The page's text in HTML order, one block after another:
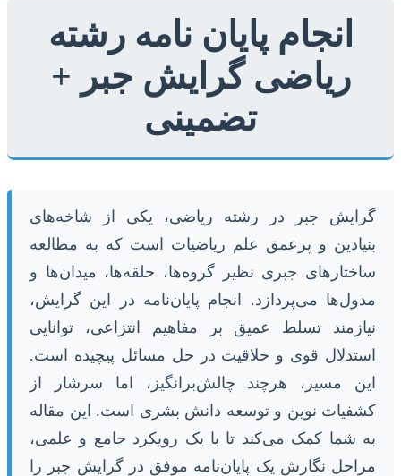
انجام پایان نامه رشته
ریاضی گرایش جبر +
تضمینی
گرایش جبر در رشته ریاضی، یکی از شاخه‌های
بنیادین و پرعمق علم ریاضیات است که به مطالعه
ساختارهای جبری نظیر گروه‌ها، حلقه‌ها، میدان‌ها و
مدول‌ها می‌پردازد. انجام پایان‌نامه در این گرایش،
نیازمند تسلط عمیق بر مفاهیم انتزاعی، توانایی
استدلال قوی و خلاقیت در حل مسائل پیچیده است.
این مسیر، هرچند چالش‌برانگیز، اما سرشار از
کشفیات نوین و توسعه دانش بشری است. این مقاله
به شما کمک می‌کند تا با یک رویکرد جامع و علمی،
مراحل نگارش یک پایان‌نامه موفق در گرایش جبر را